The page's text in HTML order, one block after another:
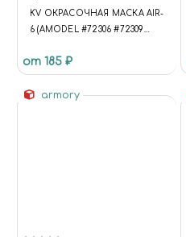
KV ОКРАСОЧНАЯ МАСКА AIR-
6 (AMODEL #72306 #72309
МАСКИ) + МАСКИ НА ДИСКИ
И КОЛЕСА ДЛЯ МОДЕЛЕЙ
ФИРМЫ AMODEL
от 185 ₽
armory